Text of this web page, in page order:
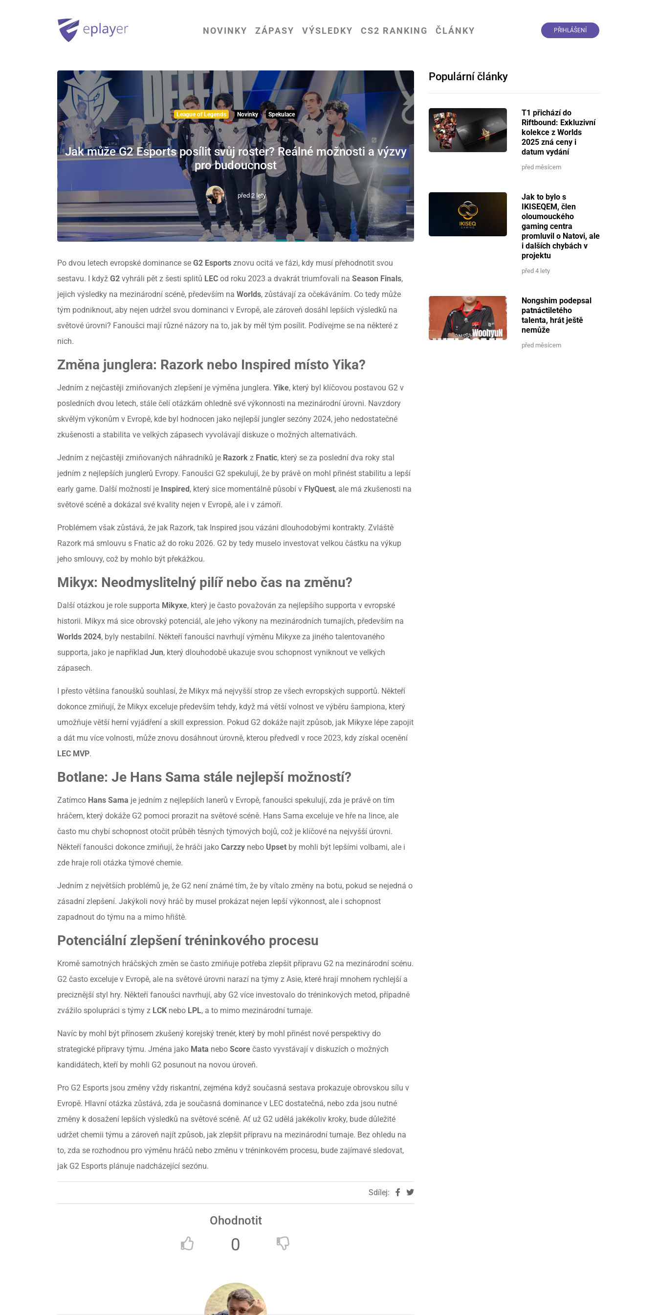
NOVINKY ZÁPASY VÝSLEDKY CS2 RANKING ČLÁNKY PŘIHLÁŠENÍ
League of Legends Novinky Spekulace
Jak může G2 Esports posílit svůj roster? Reálné možnosti a výzvy
pro budoucnost
před 2 lety
Po dvou letech evropské dominance se G2 Esports znovu ocitá ve fázi, kdy musí přehodnotit svou
sestavu. I když G2 vyhráli pět z šesti splitů LEC od roku 2023 a dvakrát triumfovali na Season Finals,
jejich výsledky na mezinárodní scéně, především na Worlds, zůstávají za očekáváním. Co tedy může
tým podniknout, aby nejen udržel svou dominanci v Evropě, ale zároveň dosáhl lepších výsledků na
světové úrovni? Fanoušci mají různé názory na to, jak by měl tým posílit. Podívejme se na některé z
nich.
Změna junglera: Razork nebo Inspired místo Yika?
Jedním z nejčastěji zmiňovaných zlepšení je výměna junglera. Yike, který byl klíčovou postavou G2 v
posledních dvou letech, stále čelí otázkám ohledně své výkonnosti na mezinárodní úrovni. Navzdory
skvělým výkonům v Evropě, kde byl hodnocen jako nejlepší jungler sezóny 2024, jeho nedostatečné
zkušenosti a stabilita ve velkých zápasech vyvolávají diskuze o možných alternativách.
Jedním z nejčastěji zmiňovaných náhradníků je Razork z Fnatic, který se za poslední dva roky stal
jedním z nejlepších junglerů Evropy. Fanoušci G2 spekulují, že by právě on mohl přinést stabilitu a lepší
early game. Další možností je Inspired, který sice momentálně působí v FlyQuest, ale má zkušenosti na
světové scéně a dokázal své kvality nejen v Evropě, ale i v zámoří.
Problémem však zůstává, že jak Razork, tak Inspired jsou vázáni dlouhodobými kontrakty. Zvláště
Razork má smlouvu s Fnatic až do roku 2026. G2 by tedy muselo investovat velkou částku na výkup
jeho smlouvy, což by mohlo být překážkou.
Mikyx: Neodmyslitelný pilíř nebo čas na změnu?
Další otázkou je role supporta Mikyxe, který je často považován za nejlepšího supporta v evropské
historii. Mikyx má sice obrovský potenciál, ale jeho výkony na mezinárodních turnajích, především na
Worlds 2024, byly nestabilní. Někteří fanoušci navrhují výměnu Mikyxe za jiného talentovaného
supporta, jako je například Jun, který dlouhodobě ukazuje svou schopnost vyniknout ve velkých
zápasech.
I přesto většina fanoušků souhlasí, že Mikyx má nejvyšší strop ze všech evropských supportů. Někteří
dokonce zmiňují, že Mikyx exceluje především tehdy, když má větší volnost ve výběru šampiona, který
umožňuje větší herní vyjádření a skill expression. Pokud G2 dokáže najít způsob, jak Mikyxe lépe zapojit
a dát mu více volnosti, může znovu dosáhnout úrovně, kterou předvedl v roce 2023, kdy získal ocenění
LEC MVP.
Botlane: Je Hans Sama stále nejlepší možností?
Zatímco Hans Sama je jedním z nejlepších lanerů v Evropě, fanoušci spekulují, zda je právě on tím
hráčem, který dokáže G2 pomoci prorazit na světové scéně. Hans Sama exceluje ve hře na lince, ale
často mu chybí schopnost otočit průběh těsných týmových bojů, což je klíčové na nejvyšší úrovni.
Někteří fanoušci dokonce zmiňují, že hráči jako Carzzy nebo Upset by mohli být lepšími volbami, ale i
zde hraje roli otázka týmové chemie.
Jedním z největších problémů je, že G2 není známé tím, že by vítalo změny na botu, pokud se nejedná o
zásadní zlepšení. Jakýkoli nový hráč by musel prokázat nejen lepší výkonnost, ale i schopnost
zapadnout do týmu na a mimo hřiště.
Potenciální zlepšení tréninkového procesu
Kromě samotných hráčských změn se často zmiňuje potřeba zlepšit přípravu G2 na mezinárodní scénu.
G2 často exceluje v Evropě, ale na světové úrovni narazí na týmy z Asie, které hrají mnohem rychlejší a
preciznější styl hry. Někteří fanoušci navrhují, aby G2 více investovalo do tréninkových metod, případně
zvážilo spolupráci s týmy z LCK nebo LPL, a to mimo mezinárodní turnaje.
Navíc by mohl být přínosem zkušený korejský trenér, který by mohl přinést nové perspektivy do
strategické přípravy týmu. Jména jako Mata nebo Score často vyvstávají v diskuzích o možných
kandidátech, kteří by mohli G2 posunout na novou úroveň.
Pro G2 Esports jsou změny vždy riskantní, zejména když současná sestava prokazuje obrovskou sílu v
Evropě. Hlavní otázka zůstává, zda je současná dominance v LEC dostatečná, nebo zda jsou nutné
změny k dosažení lepších výsledků na světové scéně. Ať už G2 udělá jakékoliv kroky, bude důležité
udržet chemii týmu a zároveň najít způsob, jak zlepšit přípravu na mezinárodní turnaje. Bez ohledu na
to, zda se rozhodnou pro výměnu hráčů nebo změnu v tréninkovém procesu, bude zajímavé sledovat,
jak G2 Esports plánuje nadcházející sezónu.
Sdílej:
Ohodnotit
0
Populární články
T1 přichází do
Riftbound: Exkluzivní
kolekce z Worlds
2025 zná ceny i
datum vydání
před měsícem
Jak to bylo s
IKISEQEM, člen
oloumouckého
gaming centra
promluvil o Natovi, ale
i dalších chybách v
projektu
před 4 lety
Nongshim podepsal
patnáctiletého
talenta, hrát ještě
nemůže
před měsícem